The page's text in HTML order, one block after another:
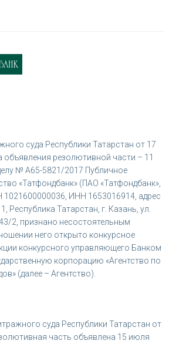
суда Республики Татарстан от 17
объявления резолютивной части – 11
№ А65-5821/2017 Публичное
«Татфондбанк» (ПАО «Татфондбанк»,
1021600000036, ИНН 1653016914, адрес
Республика Татарстан, г. Казань, ул.
2, признано несостоятельным
него открыто конкурсное
конкурсного управляющего Банком
корпорацию «Агентство по
(далее – Агентство).
суда Республики Татарстан от
часть объявлена 15 июля